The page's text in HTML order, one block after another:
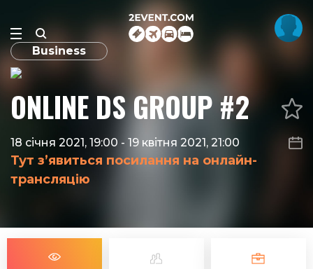
Business
ONLINE DS GROUP #2
18 січня 2021, 19:00 - 19 квітня 2021, 21:00
Тут з’явиться посилання на онлайн-
трансляцію